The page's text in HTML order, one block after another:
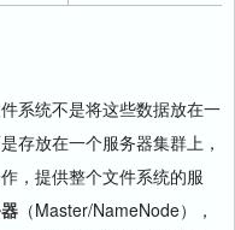
统不是将这些数据放在一
存放在一个服务器集群上，
，提供整个文件系统的服
（Master/NameNode），